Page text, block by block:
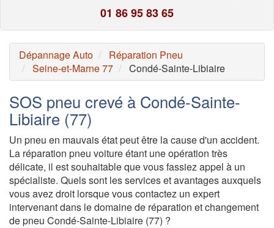
01 86 95 83 65
Dépannage Auto
Réparation Pneu
Seine-et-Marne 77
Condé-Sainte-Libiaire
SOS pneu crevé à Condé-Sainte-
Libiaire (77)
Un pneu en mauvais état peut être la cause d'un accident.
La réparation pneu voiture étant une opération très
délicate, il est souhaitable que vous fassiez appel à un
spécialiste. Quels sont les services et avantages auxquels
vous avez droit lorsque vous contactez un expert
intervenant dans le domaine de réparation et changement
de pneu Condé-Sainte-Libiaire (77) ?